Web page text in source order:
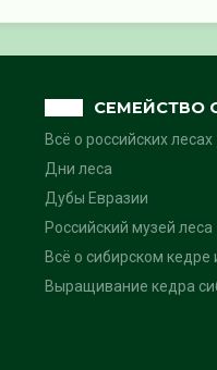
СЕМЕЙСТВО
Всё о российских лесах
Дни леса
Дубы Евразии
Российский музей леса
Всё о сибирском кедре
Выращивание кедра